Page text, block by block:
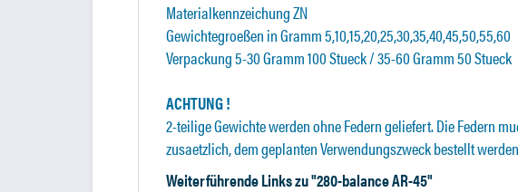
Materialkennzeichung ZN
Gewichtegroeßen in Gramm 5,10,15,20,25,30,35,40,45,50,55,60
Verpackung 5-30 Gramm 100 Stueck / 35-60 Gramm 50 Stueck
ACHTUNG !
2-teilige Gewichte werden ohne Federn geliefert. Die Federn
zusaetzlich, dem geplanten Verwendungszweck bestellt
Weiterführende Links zu "280-balance AR-45"